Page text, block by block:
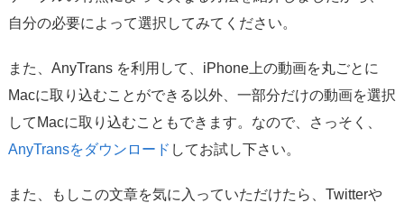
自分の必要によって選択してみてください。
また、AnyTrans を利用して、iPhone上の動画を丸ごとに
Macに取り込むことができる以外、一部分だけの動画を選択
してMacに取り込むこともできます。なので、さっそく、
AnyTransをダウンロード してお試し下さい。
また、もしこの文章を気に入っていただけたら、Twitterや